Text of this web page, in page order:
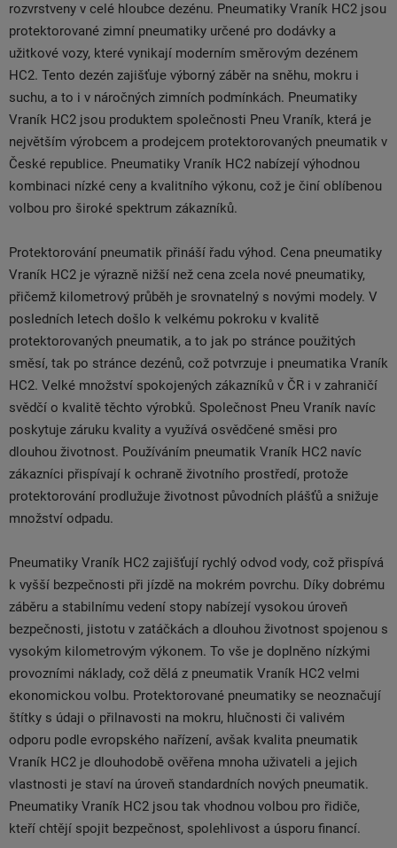
rozvrstveny v celé hloubce dezénu. Pneumatiky Vraník HC2 jsou
protektorované zimní pneumatiky určené pro dodávky a
užitkové vozy, které vynikají moderním směrovým dezénem
HC2. Tento dezén zajišťuje výborný záběr na sněhu, mokru i
suchu, a to i v náročných zimních podmínkách. Pneumatiky
Vraník HC2 jsou produktem společnosti Pneu Vraník, která je
největším výrobcem a prodejcem protektorovaných pneumatik v
České republice. Pneumatiky Vraník HC2 nabízejí výhodnou
kombinaci nízké ceny a kvalitního výkonu, což je činí oblíbenou
volbou pro široké spektrum zákazníků.
Protektorování pneumatik přináší řadu výhod. Cena pneumatiky
Vraník HC2 je výrazně nižší než cena zcela nové pneumatiky,
přičemž kilometrový průběh je srovnatelný s novými modely. V
posledních letech došlo k velkému pokroku v kvalitě
protektorovaných pneumatik, a to jak po stránce použitých
směsí, tak po stránce dezénů, což potvrzuje i pneumatika Vraník
HC2. Velké množství spokojených zákazníků v ČR i v zahraničí
svědčí o kvalitě těchto výrobků. Společnost Pneu Vraník navíc
poskytuje záruku kvality a využívá osvědčené směsi pro
dlouhou životnost. Používáním pneumatik Vraník HC2 navíc
zákazníci přispívají k ochraně životního prostředí, protože
protektorování prodlužuje životnost původních plášťů a snižuje
množství odpadu.
Pneumatiky Vraník HC2 zajišťují rychlý odvod vody, což přispívá
k vyšší bezpečnosti při jízdě na mokrém povrchu. Díky dobrému
záběru a stabilnímu vedení stopy nabízejí vysokou úroveň
bezpečnosti, jistotu v zatáčkách a dlouhou životnost spojenou s
vysokým kilometrovým výkonem. To vše je doplněno nízkými
provozními náklady, což dělá z pneumatik Vraník HC2 velmi
ekonomickou volbu. Protektorované pneumatiky se neoznačují
štítky s údaji o přilnavosti na mokru, hlučnosti či valivém
odporu podle evropského nařízení, avšak kvalita pneumatik
Vraník HC2 je dlouhodobě ověřena mnoha uživateli a jejich
vlastnosti je staví na úroveň standardních nových pneumatik.
Pneumatiky Vraník HC2 jsou tak vhodnou volbou pro řidiče,
kteří chtějí spojit bezpečnost, spolehlivost a úsporu financí.